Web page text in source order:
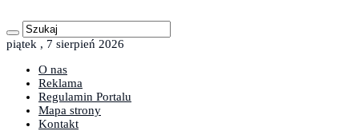
piątek , 7 sierpień 2026
O nas
Reklama
Regulamin Portalu
Mapa strony
Kontakt